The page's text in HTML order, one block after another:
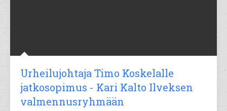
Urheilujohtaja Timo Koskelalle
jatkosopimus - Kari Kalto Ilveksen
valmennusryhmään